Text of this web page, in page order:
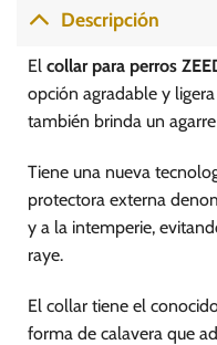
variantes.
Las
opciones
se
pueden
elegir
la
página
de
Descripción
El collar para perros
opción agradable y
también brinda un
Tiene una nueva
protectora externa
y a la intemperie,
raye.
El collar tiene el
forma de calavera que